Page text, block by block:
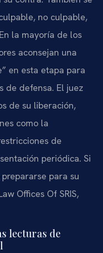
no culpable,
la mayoría de los
aconsejan una
en esta etapa para
de defensa. El juez
de su liberación,
como la
de
periódica. Si
para su
Offices Of SRIS,
lecturas de